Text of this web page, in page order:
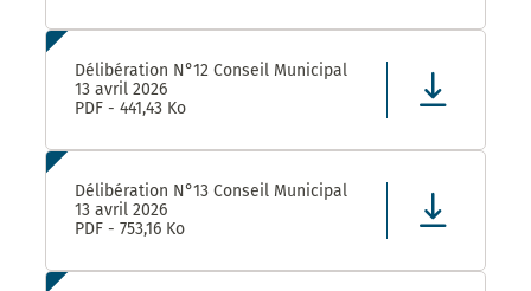
Délibération N°12 Conseil Municipal
13 avril 2026
PDF - 441,43 Ko
Délibération N°13 Conseil Municipal
13 avril 2026
PDF - 753,16 Ko